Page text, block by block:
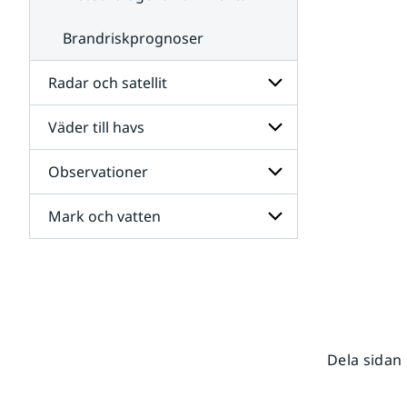
Brandriskprognoser
Radar och satellit
Undersidor
för
Radar
och
satellit
Väder till havs
Undersidor
för
Väder
till
havs
Observationer
Undersidor
för
Mark och vatten
Dela sidan